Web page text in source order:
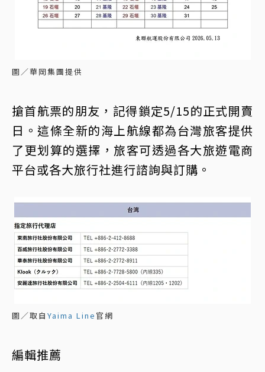
圖／華岡集團提供
搶首航票的朋友，記得鎖定5/15的正式開賣
日。這條全新的海上航線都為台灣旅客提供
了更划算的選擇，旅客可透過各大旅遊電商
平台或各大旅行社進行諮詢與訂購。
圖／取自 Yaima Line 官網
編輯推薦